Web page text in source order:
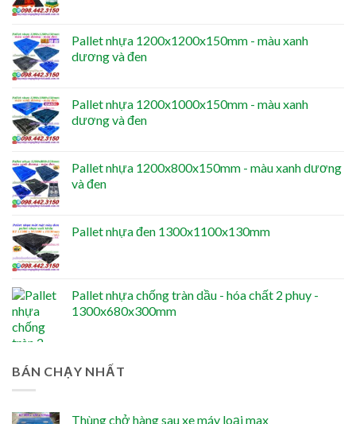
Pallet nhựa 1200x1200x150mm - màu xanh
dương và đen
Pallet nhựa 1200x1000x150mm - màu xanh
dương và đen
Pallet nhựa 1200x800x150mm - màu xanh dương
và đen
Pallet nhựa đen 1300x1100x130mm
Pallet nhựa chống tràn dầu - hóa chất 2 phuy -
1300x680x300mm
BÁN CHẠY NHẤT
Thùng chở hàng sau xe máy loại max